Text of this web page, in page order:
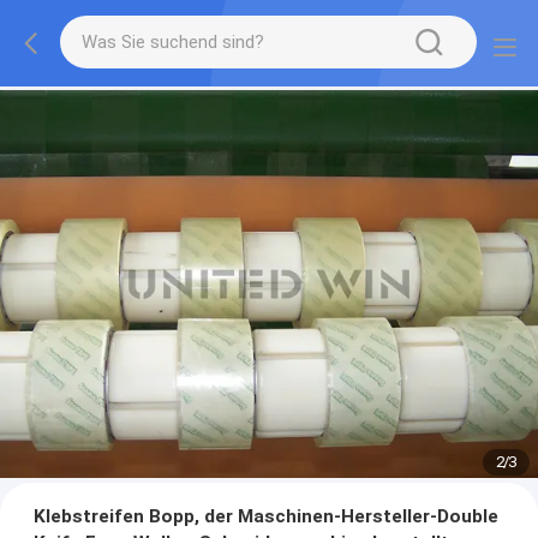
2/3
Klebstreifen Bopp, der Maschinen-Hersteller-Double